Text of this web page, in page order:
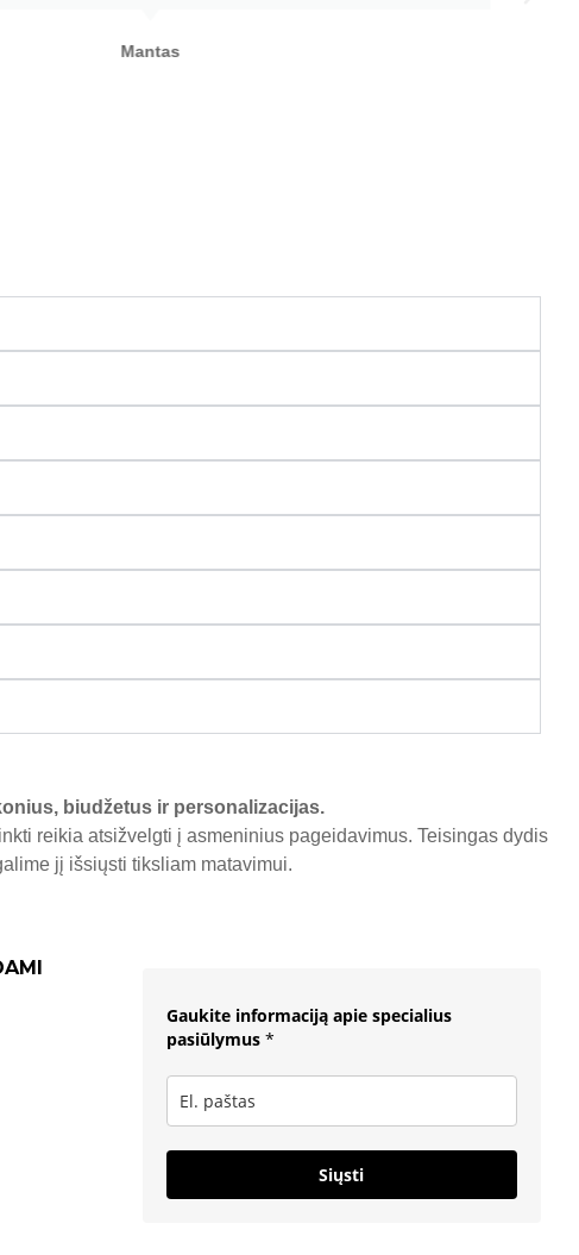
Mantas
biudžetus ir personalizacijas.
reikia atsižvelgti į asmeninius pageidavimus. Teisingas dydis
jį išsiųsti tiksliam matavimui.
Gaukite informaciją apie specialius
pasiūlymus *
Siųsti